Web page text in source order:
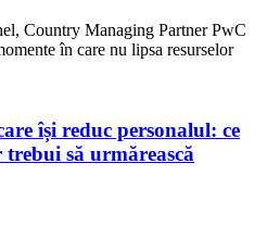
în care nu lipsa resurselor
își reduc personalul: ce
să urmărească